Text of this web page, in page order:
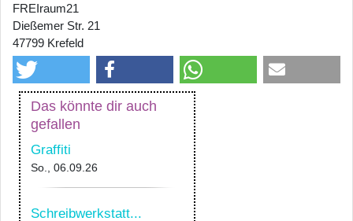
FREIraum21
Dießemer Str. 21
47799 Krefeld
Das könnte dir auch
gefallen
Graffiti
So., 06.09.26
Schreibwerkstatt...